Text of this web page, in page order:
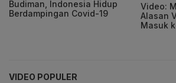
Budiman, Indonesia Hidup
Berdampingan Covid-19
Video:
Alasan
Masuk
VIDEO POPULER